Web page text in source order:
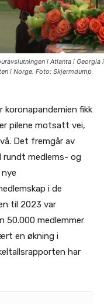
i Atlanta i Georgia i
i Norge. Foto: Skjermdump
koronapandemien fikk
pilene motsatt vei,
Det fremgår av
medlems- og
i de
til 2023 var
50.000 medlemmer
en økning i
har